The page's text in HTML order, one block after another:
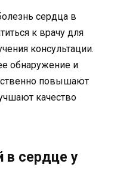
сердца в
к врачу для
консультации.
обнаружение и
повышают
качество
в сердце у